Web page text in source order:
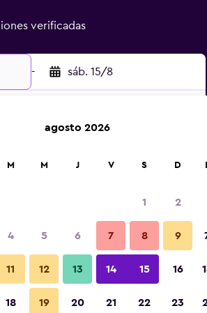
verificadas
- sáb. 15/8
más barata de precio por noche
Proveedor Total noche
$213 Ver oferta
agosto 2026
M M J V S D
1 2
4 5 6 7 8 9
11 12 13 14 15 16
18 19 20 21 22 23